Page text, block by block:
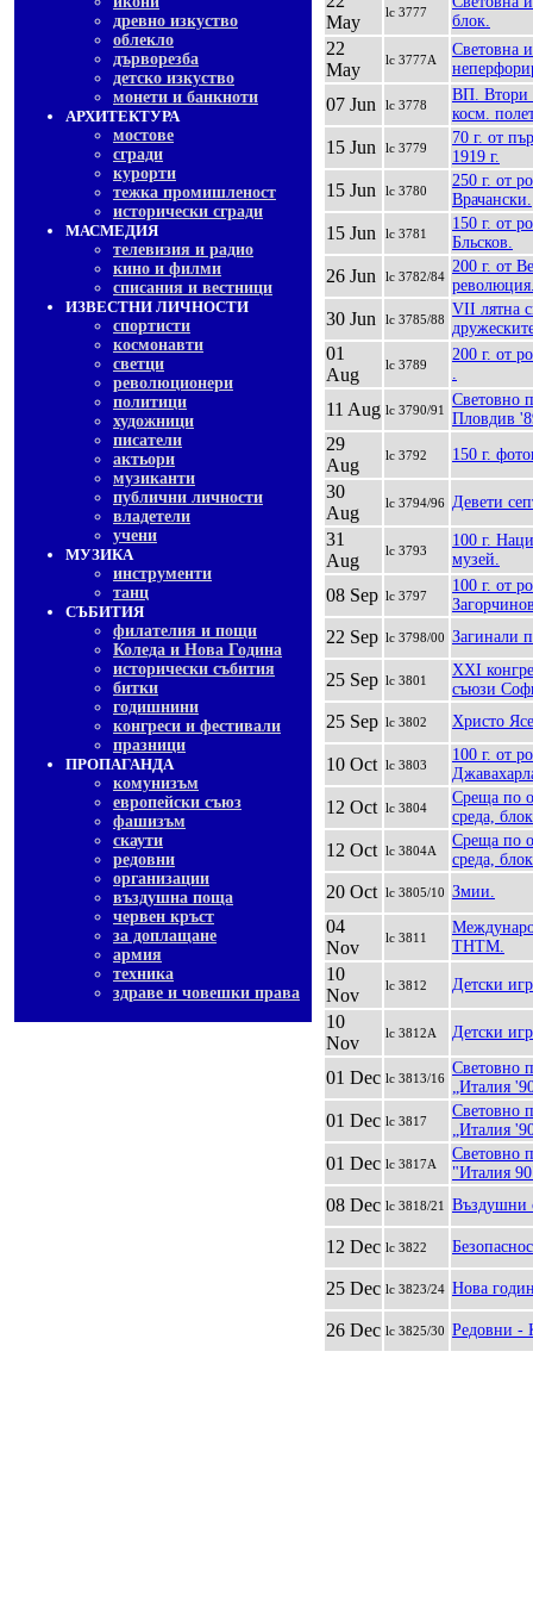
древно изкуство
облекло
дърворезба
детско изкуство
монети и банкноти
АРХИТЕКТУРА
мостове
сгради
курорти
тежка промишленост
исторически сгради
МАСМЕДИЯ
телевизия и радио
кино и филми
списания и вестници
ИЗВЕСТНИ ЛИЧНОСТИ
спортисти
космонавти
светци
революционери
политици
художници
писатели
актьори
музиканти
публични личности
владетели
учени
МУЗИКА
инструменти
танц
СЪБИТИЯ
филателия и пощи
Коледа и Нова Година
исторически събития
битки
годишнини
конгреси и фестивали
празници
ПРОПАГАНДА
комунизъм
европейски съюз
фашизъм
скаути
редовни
организации
въздушна поща
червен кръст
за доплащане
армия
техника
здраве и човешки права
May
lc 3777
блок.
22
May
lc 3777A
Световна
07 Jun lc 3778
ВП. Втори
косм.
15 Jun lc 3779
70 г. от
1919 г.
15 Jun lc 3780
250 г. от
Врачански.
15 Jun lc 3781
150 г. от
Бльсков.
26 Jun lc 3782/84
200 г. от
30 Jun lc 3785/88
VII лятна
01
Aug
lc 3789
200 г. от
.
11 Aug lc 3790/91
Световно
Пловдив
29
Aug
lc 3792 150 г.
30
Aug
lc 3794/96 Девети
31
Aug
lc 3793
100 г.
музей.
08 Sep lc 3797
100 г. от
22 Sep lc 3798/00 Загинали
25 Sep lc 3801
XXI
съюзи
25 Sep lc 3802 Христо
10 Oct lc 3803
100 г. от
12 Oct lc 3804
Среща по
среда,
12 Oct lc 3804A
Среща по
среда,
20 Oct lc 3805/10 Змии.
04
Nov
lc 3811
ТНТМ.
10
Nov
lc 3812 Детски
10
Nov
lc 3812A Детски
01 Dec lc 3813/16
Световно
„Италия
01 Dec lc 3817
Световно
„Италия
01 Dec lc 3817A
Световно
"Италия
08 Dec lc 3818/21 Въздушни
12 Dec lc 3822
25 Dec lc 3823/24 Нова
26 Dec lc 3825/30 Редовни -